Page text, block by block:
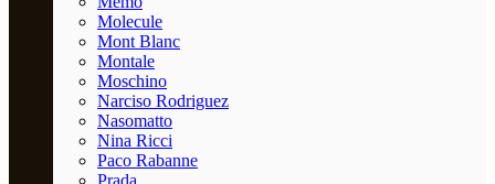
Molecule
Mont Blanc
Montale
Moschino
Narciso Rodriguez
Nasomatto
Nina Ricci
Paco Rabanne
Prada